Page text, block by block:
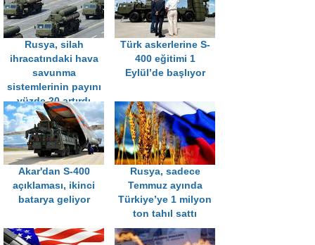
Rusya, silah
ihracatındaki hava
savunma
sistemlerinin payını
yüzde 20 artırdı
Türk askerlerine S-
400 eğitimi 1
Eylül’de başlıyor
Akar'dan S-400
açıklaması, ikinci
batarya geliyor
Rusya, sadece
Temmuz ayında
Türkiye’ye 1 milyon
ton tahıl sattı